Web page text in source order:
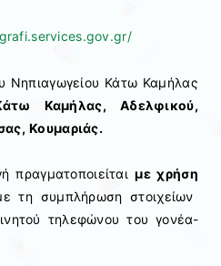
Νηπιαγωγείου Κάτω Καμήλας
Καμήλας, Αδελφικού,
Κουμαριάς.
πραγματοποιείταιμε χρήση
τη συμπλήρωση στοιχείων
τηλεφώνου του γονέα-